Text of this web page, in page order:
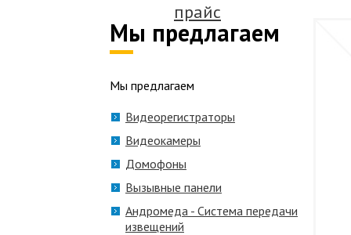
прайс
Мы предлагаем
Мы предлагаем
Видеорегистраторы
Видеокамеры
Домофоны
Вызывные панели
Андромеда - Система передачи
извещений